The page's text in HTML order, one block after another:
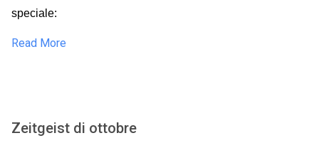
speciale:
Read More
Zeitgeist di ottobre